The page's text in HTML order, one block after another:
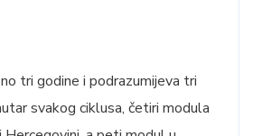
tri godine i podrazumijeva tri
svakog ciklusa, četiri modula